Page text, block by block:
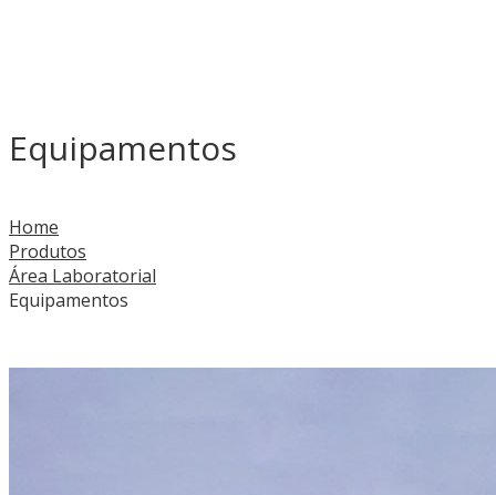
Equipamentos
Home
Produtos
Área Laboratorial
Equipamentos